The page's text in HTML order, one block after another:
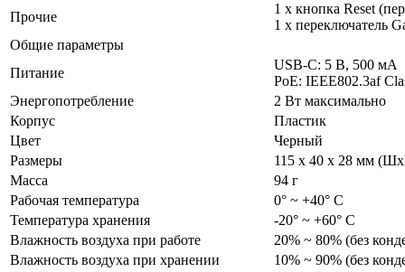
Прочие
1 x кнопка Reset
1 х переключатель
Общие параметры
Питание
USB-C: 5 В, 500 мА
PoE: IEEE802.3af
Энергопотребление
2 Вт максимально
Корпус
Пластик
Цвет
Черный
Размеры
115 x 40 x 28 мм
Масса
94 г
Рабочая температура
0° ~ +40° C
Температура хранения
-20° ~ +60° C
Влажность воздуха при работе
20% ~ 80% (без
Влажность воздуха при хранении
10% ~ 90% (без